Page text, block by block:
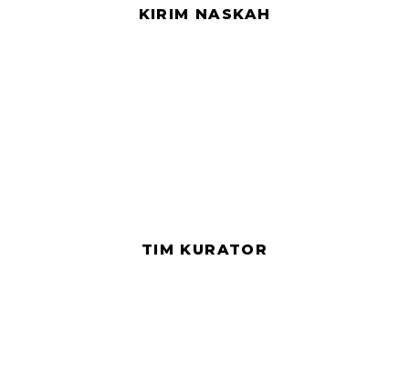
KIRIM NASKAH
TIM KURATOR